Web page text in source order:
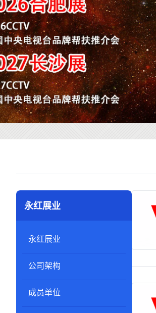
永红展业
永红展业
公司架构
成员单位